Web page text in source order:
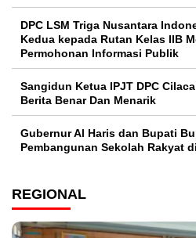
DPC LSM Triga Nusantara
Kedua kepada Rutan Kelas IIB
Permohonan Informasi Publik
Sangidun Ketua IPJT DPC
Berita Benar Dan Menarik
​Gubernur Al Haris dan Bupati
Pembangunan Sekolah Rakyat
REGIONAL